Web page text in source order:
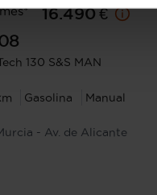
16.490 €
130 S&S MAN
Gasolina Manual
- Av. de Alicante